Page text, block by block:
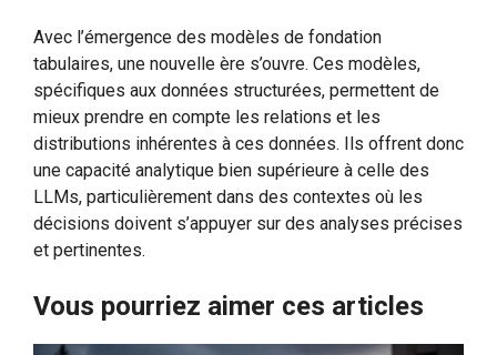
Avec l’émergence des modèles de fondation
tabulaires, une nouvelle ère s’ouvre. Ces modèles,
spécifiques aux données structurées, permettent de
mieux prendre en compte les relations et les
distributions inhérentes à ces données. Ils offrent donc
une capacité analytique bien supérieure à celle des
LLMs, particulièrement dans des contextes où les
décisions doivent s’appuyer sur des analyses précises
et pertinentes.
Vous pourriez aimer ces articles